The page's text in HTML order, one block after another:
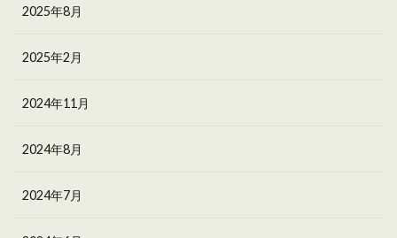
2025年8月
2025年2月
2024年11月
2024年8月
2024年7月